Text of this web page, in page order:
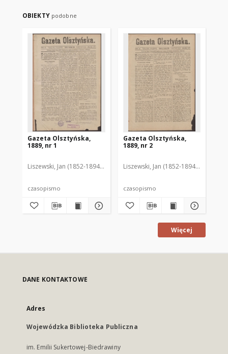
OBIEKTY podobne
Gazeta Olsztyńska,
1889, nr 1
Liszewski, Jan (1852-1894). Red.
czasopismo
Gazeta Olsztyńska,
1889, nr 2
Liszewski, Jan (1852-1894). Red.
czasopismo
Więcej
DANE KONTAKTOWE
Adres
Wojewódzka Biblioteka Publiczna
im. Emilii Sukertowej-Biedrawiny